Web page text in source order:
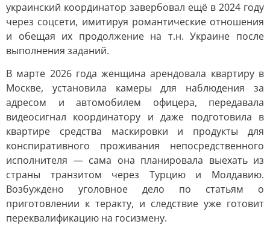
украинский координатор завербовал ещё в 2024 году
через соцсети, имитируя романтические отношения
и обещая их продолжение на т.н. Украине после
выполнения заданий.
В марте 2026 года женщина арендовала квартиру в
Москве, установила камеры для наблюдения за
адресом и автомобилем офицера, передавала
видеосигнал координатору и даже подготовила в
квартире средства маскировки и продукты для
конспиративного проживания непосредственного
исполнителя — сама она планировала выехать из
страны транзитом через Турцию и Молдавию.
Возбуждено уголовное дело по статьям о
приготовлении к теракту, и следствие уже готовит
переквалификацию на госизмену.